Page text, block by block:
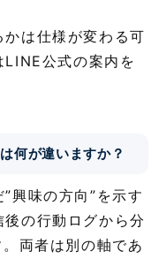
は仕様が変わる可
公式の案内を
何が違いますか？
興味の方向”を示す
の行動ログから分
両者は別の軸であ